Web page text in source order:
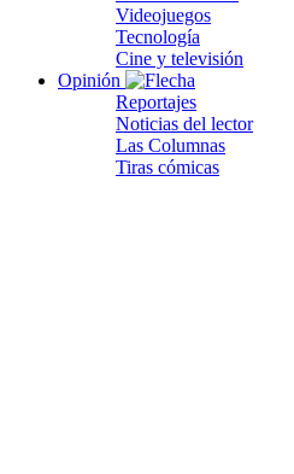
Videojuegos
Tecnología
Cine y televisión
Opinión
Reportajes
Noticias del lector
Las Columnas
Tiras cómicas